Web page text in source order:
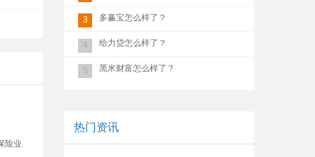
险业
3 多赢宝怎么样了？
4 给力贷怎么样了？
5 黑米财富怎么样了？
热门资讯